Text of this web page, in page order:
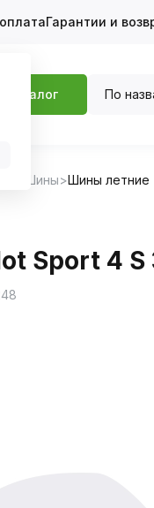
Гарантии и
Каталог По
Шины Шины летние
Sport 4 S